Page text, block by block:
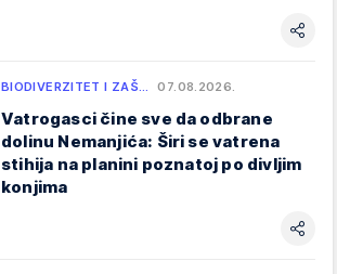
BIODIVERZITET I ZAŠ… 07.08.2026.
Vatrogasci čine sve da odbrane
dolinu Nemanjića: Širi se vatrena
stihija na planini poznatoj po divljim
konjima